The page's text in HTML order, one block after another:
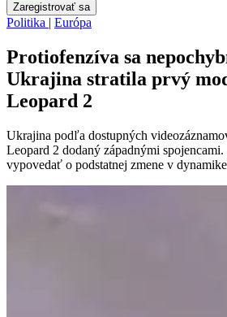
Zaregistrovať sa
Politika | Európa
Protiofenzíva sa
Ukrajina stratila prvý
Leopard 2
Ukrajina podľa dostupných
Leopard 2 dodaný západnými spojencami.
vypovedať o podstatnej zmene v